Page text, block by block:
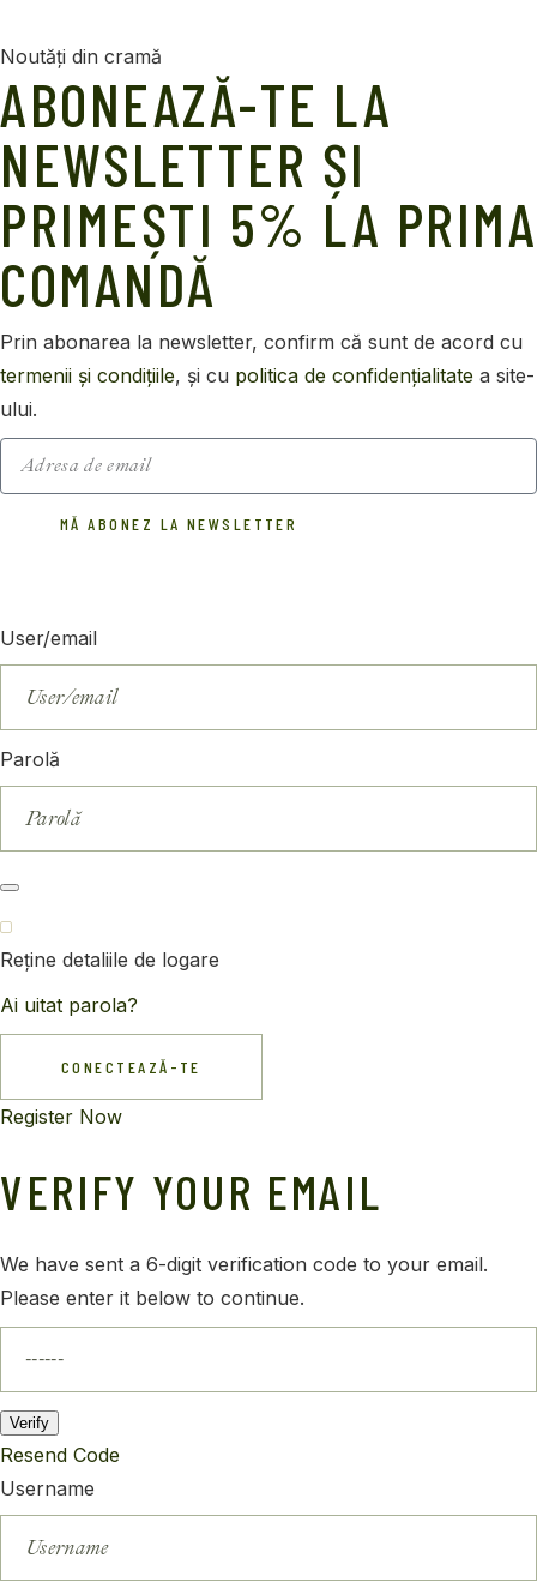
Noutăți din cramă
ABONEAZĂ-TE LA
NEWSLETTER ȘI
PRIMEȘTI 5% LA PRIMA
COMANDĂ
Prin abonarea la newsletter, confirm că sunt de acord cu
termenii și condițiile, și cu politica de confidențialitate a site-
ului.
MĂ ABONEZ LA NEWSLETTER
User/email
Parolă
Reține detaliile de logare
Ai uitat parola?
CONECTEAZĂ-TE
Register Now
VERIFY YOUR EMAIL
We have sent a 6-digit verification code to your email.
Please enter it below to continue.
Verify
Resend Code
Username